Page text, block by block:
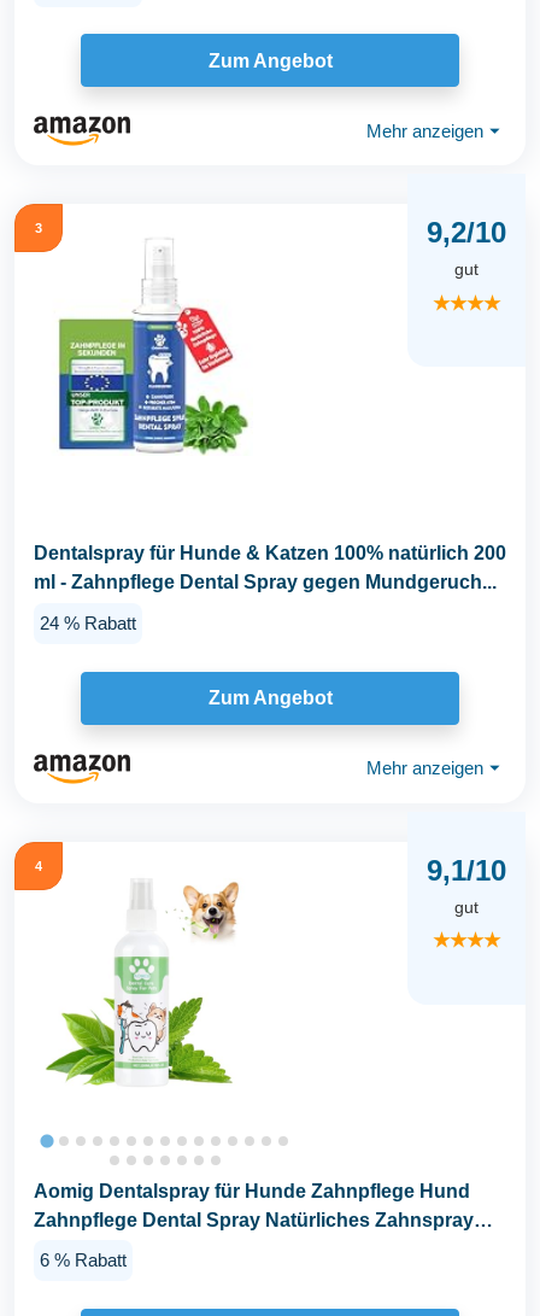
Zum Angebot
Mehr anzeigen ⏷
3 9,2/10
gut
★★★★
Dentalspray für Hunde & Katzen 100% natürlich 200
ml - Zahnpflege Dental Spray gegen Mundgeruch...
24 % Rabatt
Zum Angebot
Mehr anzeigen ⏷
4 9,1/10
gut
★★★★
Aomig Dentalspray für Hunde Zahnpflege Hund
Zahnpflege Dental Spray Natürliches Zahnspray
für...
6 % Rabatt